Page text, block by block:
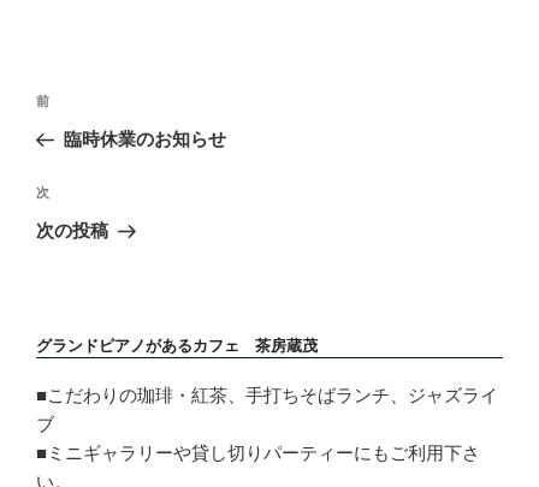
稿
ナ
ゲ
ー
前
の
稿
前
臨時休業のお知らせ
次
の
次
次の投稿
グランドピアノがあるカフェ 茶房蔵茂
■こだわりの珈琲・紅茶、手打ちそばランチ、ジャズライ
ブ
■ミニギャラリーや貸し切りパーティーにもご利用下さ
い。